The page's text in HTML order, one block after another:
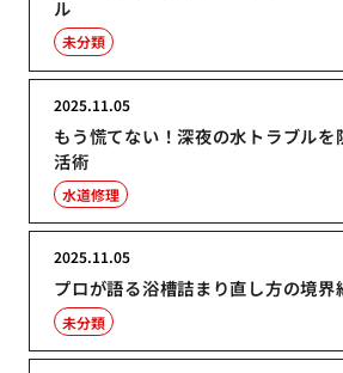
ル
未分類
もう慌てない！深夜の水トラブルを
活術
2025.11.05
水道修理
プロが語る浴槽詰まり直し方の境界
2025.11.05
未分類